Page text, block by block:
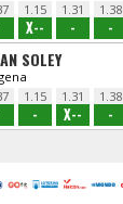
1.15
X--
1.31
-
1.38
-
SOLEY
1.15
-
1.31
X--
1.38
-